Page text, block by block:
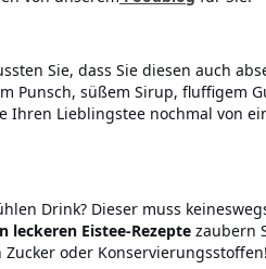
Sie, dass Sie diesen auch
Punsch, süßem Sirup, fluffigem
Ihren Lieblingstee nochmal von
Drink? Dieser muss
leckeren Eistee-Rezepte zaubern
oder